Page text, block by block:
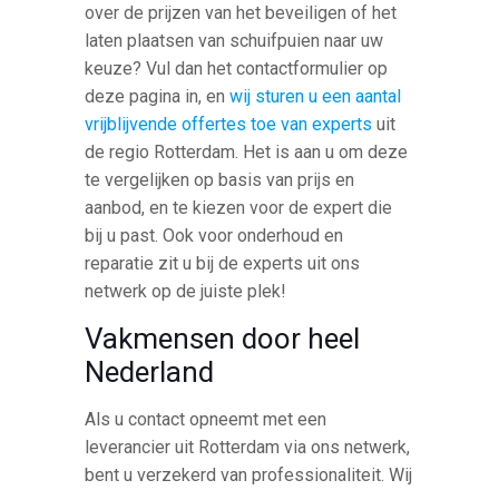
over de prijzen van het beveiligen of het
laten plaatsen van schuifpuien naar uw
keuze? Vul dan het contactformulier op
deze pagina in, enwij sturen u een aantal
vrijblijvende offertes toe van experts uit
de regio Rotterdam. Het is aan u om deze
te vergelijken op basis van prijs en
aanbod, en te kiezen voor de expert die
bij u past. Ook voor onderhoud en
reparatie zit u bij de experts uit ons
netwerk op de juiste plek!
Vakmensen door heel
Nederland
Als u contact opneemt met een
leverancier uit Rotterdam via ons netwerk,
bent u verzekerd van professionaliteit. Wij